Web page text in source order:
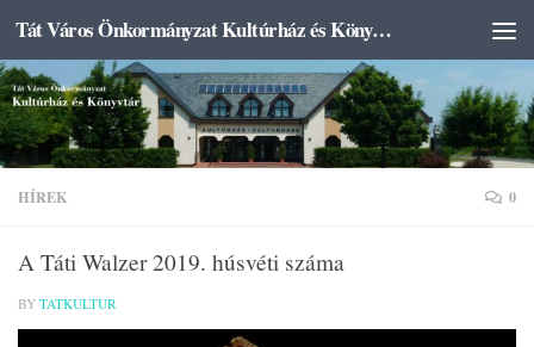
Skip to content Tát Város Önkormányzat Kultúrház és Könyvtár
HÍREK 0
A Táti Walzer 2019. húsvéti száma
BY TATKULTUR